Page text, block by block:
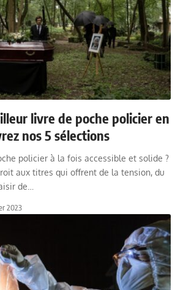
livre de poche policier en
nos 5 sélections
policier à la fois accessible et solide ?
aux titres qui offrent de la tension, du
de…
2023